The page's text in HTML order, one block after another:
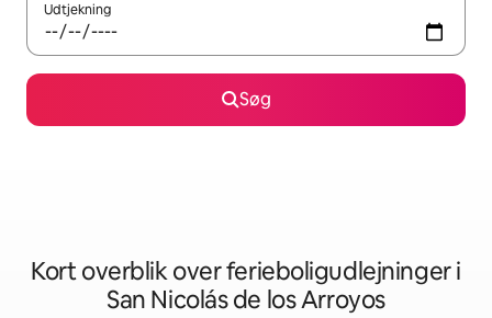
Udtjekning
Søg
Kort overblik over ferieboligudlejninger i
San Nicolás de los Arroyos